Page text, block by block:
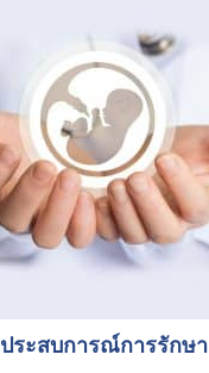
ประสบการณ์การรักษา